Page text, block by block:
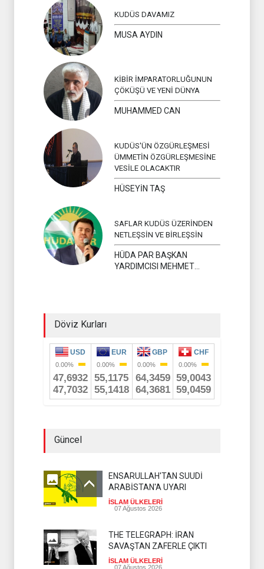
KUDÜS DAVAMIZ
MUSA AYDIN
KİBİR İMPARATORLUĞUNUN
ÇÖKÜŞÜ VE YENİ DÜNYA
MUHAMMED CAN
KUDÜS'ÜN ÖZGÜRLEŞMESİ
ÜMMETİN ÖZGÜRLEŞMESİNE
VESİLE OLACAKTIR
HÜSEYİN TAŞ
SAFLAR KUDÜS ÜZERİNDEN
NETLEŞSİN VE BİRLEŞSİN
HÜDA PAR BAŞKAN
YARDIMCISI MEHMET
Döviz Kurları
Güncel
ENSARULLAH'TAN SUUDİ
ARABİSTAN'A UYARI
İSLAM ÜLKELERİ
07 Ağustos 2026
THE TELEGRAPH: İRAN
SAVAŞTAN ZAFERLE ÇIKTI
İSLAM ÜLKELERİ
07 Ağustos 2026